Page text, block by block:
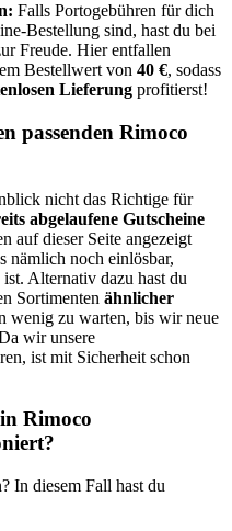
Falls Portogebühren für dich
Bestellung sind, hast du bei
Freude. Hier entfallen
Bestellwert von 40 €, sodass
Lieferung profitierst!
passenden Rimoco
nicht das Richtige für
abgelaufene Gutscheine
auf dieser Seite angezeigt
nämlich noch einlösbar,
Alternativ dazu hast du
Sortimenten ähnlicher
wenig zu warten, bis wir neue
wir unsere
ist mit Sicherheit schon
Rimoco
In diesem Fall hast du